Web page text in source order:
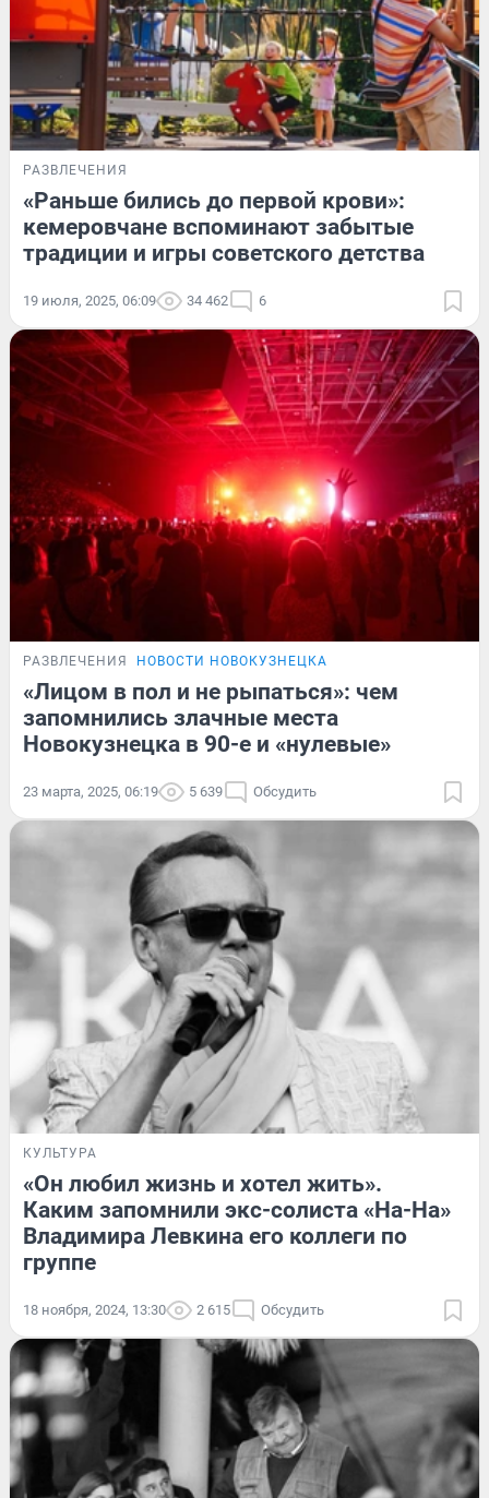
РАЗВЛЕЧЕНИЯ
«Раньше бились до первой крови»:
кемеровчане вспоминают забытые
традиции и игры советского детства
19 июля, 2025, 06:09 34 462 6
РАЗВЛЕЧЕНИЯ НОВОСТИ НОВОКУЗНЕЦКА
«Лицом в пол и не рыпаться»: чем
запомнились злачные места
Новокузнецка в 90-е и «нулевые»
23 марта, 2025, 06:19 5 639 Обсудить
КУЛЬТУРА
«Он любил жизнь и хотел жить».
Каким запомнили экс-солиста «На-На»
Владимира Левкина его коллеги по
группе
18 ноября, 2024, 13:30 2 615 Обсудить